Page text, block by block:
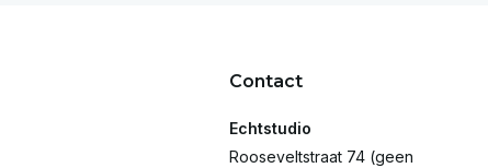
Contact
Echtstudio
Rooseveltstraat 74 (geen